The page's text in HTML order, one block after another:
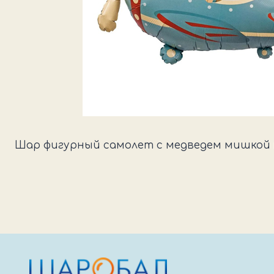
Шар фигурный самолет с медведем мишкой